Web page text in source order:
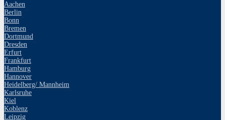
Aachen
Berlin
Bonn
Bremen
Dortmund
Dresden
Erfurt
Frankfurt
Hamburg
Hannover
Heidelberg/ Mannheim
Karlsruhe
Kiel
Koblenz
Leipzig